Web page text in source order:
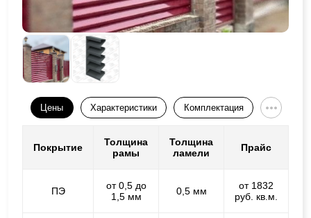
Цены Характеристики Комплектация
Покрытие
Толщина
рамы
Толщина
ламели
Прайс
ПЭ
от 0,5 до
1,5 мм
0,5 мм
от 1832
руб. кв.м.